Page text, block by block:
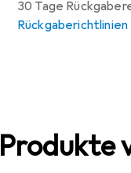
30 Tage
Rückgaberichtlinien
Produkte